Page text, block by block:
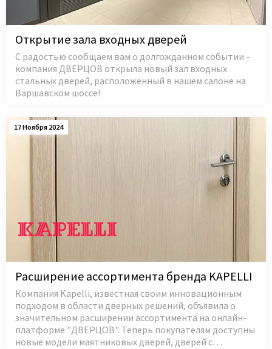
Открытие зала входных дверей
С радостью сообщаем вам о долгожданном событии –
компания ДВЕРЦОВ открыла новый зал входных
стальных дверей, расположенный в нашем салоне на
Варшавском шоссе!
17 Ноября 2024
Расширение ассортимента бренда KAPELLI
Компания Kapelli, известная своим инновационным
подходом в области дверных решений, объявила о
значительном расширении ассортимента на онлайн-
платформе "ДВЕРЦОВ". Теперь покупателям доступны
новые модели маятниковых дверей, дверей с…